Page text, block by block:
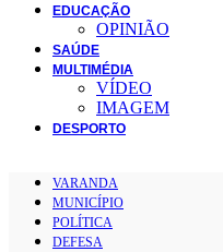
EDUCAÇÃO
OPINIÃO
SAÚDE
MULTIMÉDIA
VÍDEO
IMAGEM
DESPORTO
VARANDA
MUNICÍPIO
POLÍTICA
DEFESA